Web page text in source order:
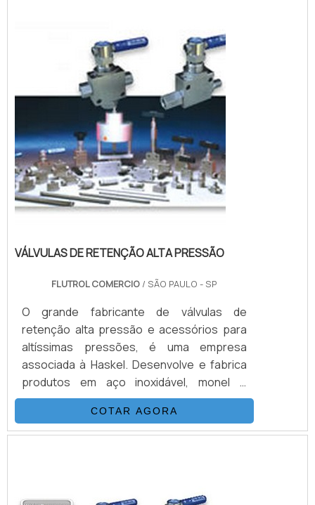
site da Valfluid Acessórios Industriais. Uma
empresa co...
VÁLVULAS DE RETENÇÃO ALTA PRESSÃO
FLUTROL COMERCIO / SÃO PAULO - SP
O grande fabricante de válvulas de
retenção alta pressão e acessórios para
altíssimas pressões, é uma empresa
associada à Haskel. Desenvolve e fabrica
produtos em aço inoxidável, monel e
hasteloy, seus principais ítens são válvulas
esfera, agulha, retenção, tubos conexões
e niple. Também fornece equipamentos
COTAR AGORA